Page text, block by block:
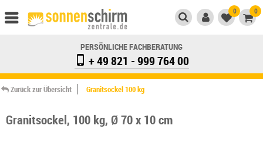
0 0
PERSÖNLICHE FACHBERATUNG
+ 49 821 - 999 764 00
Zurück zur Übersicht Granitsockel 100 kg
Granitsockel, 100 kg, Ø 70 x 10 cm